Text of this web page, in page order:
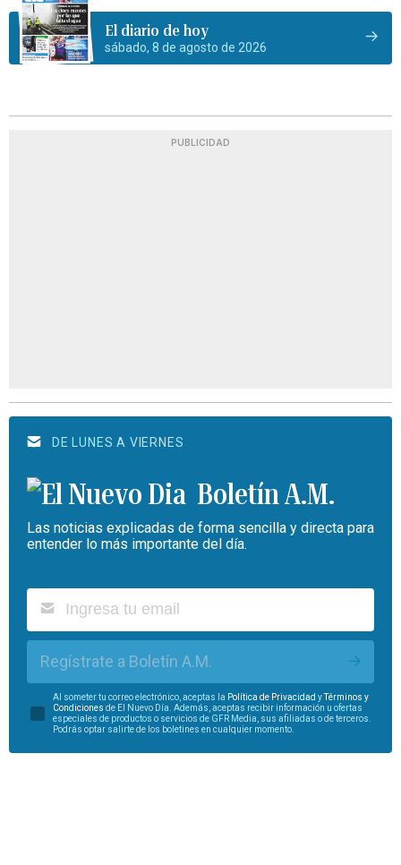
El diario de hoy
sábado, 8 de agosto de 2026
PUBLICIDAD
DE LUNES A VIERNES
Boletín A.M.
Las noticias explicadas de forma sencilla y directa para
entender lo más importante del día.
Regístrate a Boletín A.M.
Al someter tu correo electrónico, aceptas la Política de Privacidad yTérminos y
Condiciones de El Nuevo Día. Además, aceptas recibir información u ofertas
especiales de productos o servicios de GFR Media, sus afiliadas o de terceros.
Podrás optar salirte de los boletines en cualquier momento.